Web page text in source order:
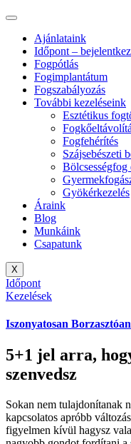
Ajánlataink
Időpont –
Fogpótlás
Fogimplantátum
Fogszabályozás
További kezeléseink
Esztétikus
Fogfehérítés
Szájsebészeti
Bölcsességfog
Gyökérkezelés
Áraink
Blog
Munkáink
Csapatunk
X
Időpont
Kezelések
Iszonyatosan Borzasztóan
5+1 jel arra,
szenvedsz
Sokan nem tulajdonítanak
kapcsolatos apróbb
figyelmen kívül hagysz